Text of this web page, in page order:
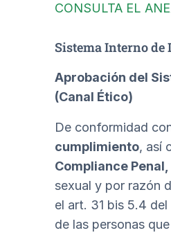
CONSULTA EL
Sistema Interno
Aprobación del
(Canal Ético)
De conformidad
cumplimiento, así
Compliance Penal,
sexual y por razón
el art. 31 bis 5.4 del
de las personas